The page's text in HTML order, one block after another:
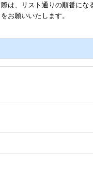
は、リスト通りの順番にな
お願いいたします。